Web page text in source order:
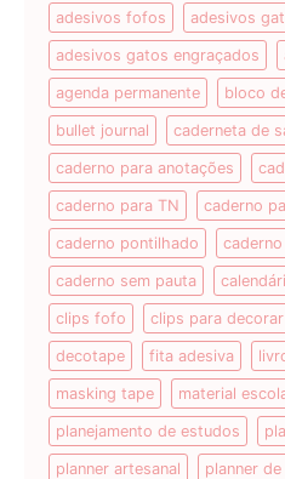
adesivos fofos adesivos
adesivos gatos engraçados
agenda permanente bloco
bullet journal caderneta de
caderno para anotações
caderno para TN caderno
caderno pontilhado
caderno sem pauta
clips fofo clips para decorar
decotape fita adesiva
masking tape material
planejamento de estudos
planner artesanal planner